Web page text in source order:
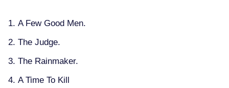
A Few Good Men.
The Judge.
The Rainmaker.
A Time To Kill